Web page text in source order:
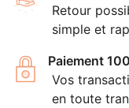
Retour
simple et
Paiement
Vos
en toute